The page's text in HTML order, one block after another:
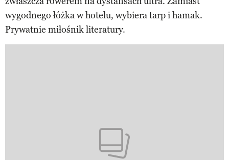
wygodnego łóżka w hotelu, wybiera tarp i hamak.
Prywatnie miłośnik literatury.